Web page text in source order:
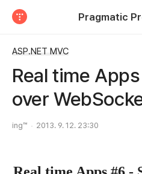
Pragmatic
ASP.NET MVC
Real time
over
ing™ 2013. 9. 12. 23:30